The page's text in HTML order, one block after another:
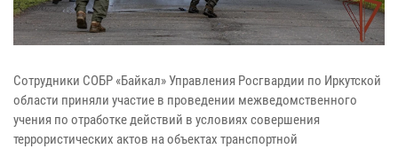
Сотрудники СОБР «Байкал» Управления Росгвардии по Иркутской
области приняли участие в проведении межведомственного
учения по отработке действий в условиях совершения
террористических актов на объектах транспортной